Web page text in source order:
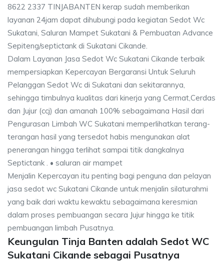
8622 2337 TINJABANTEN kerap sudah memberikan
layanan 24jam dapat dihubungi pada kegiatan Sedot Wc
Sukatani, Saluran Mampet Sukatani & Pembuatan Advance
Sepiteng/septictank di Sukatani Cikande.
Dalam Layanan Jasa Sedot Wc Sukatani Cikande terbaik
mempersiapkan Kepercayan Bergaransi Untuk Seluruh
Pelanggan Sedot Wc di Sukatani dan sekitarannya,
sehingga timbulnya kualitas dari kinerja yang Cermat,Cerdas
dan Jujur (ccj) dan amanah 100% sebagaimana Hasil dari
Pengurasan Limbah WC Sukatani memperlihatkan terang-
terangan hasil yang tersedot habis mengunakan alat
penerangan hingga terlihat sampai titik dangkalnya
Septictank . • saluran air mampet
Menjalin Kepercayan itu penting bagi penguna dan pelayan
jasa sedot wc Sukatani Cikande untuk menjalin silaturahmi
yang baik dari waktu kewaktu sebagaimana keresmian
dalam proses pembuangan secara Jujur hingga ke titik
pembuangan limbah Pusatnya.
Keungulan Tinja Banten adalah Sedot WC
Sukatani Cikande sebagai Pusatnya